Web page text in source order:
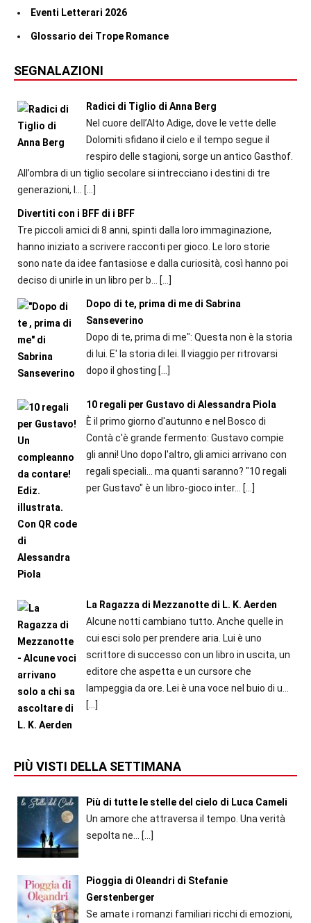
Eventi Letterari 2026
Glossario dei Trope Romance
SEGNALAZIONI
Radici di Tiglio di Anna Berg
Nel cuore dell’Alto Adige, dove le vette delle
Dolomiti sfidano il cielo e il tempo segue il
respiro delle stagioni, sorge un antico Gasthof.
All’ombra di un tiglio secolare si intrecciano i destini di tre
generazioni, l...
[…]
Divertiti con i BFF di i BFF
Tre piccoli amici di 8 anni, spinti dalla loro immaginazione,
hanno iniziato a scrivere racconti per gioco. Le loro storie
sono nate da idee fantasiose e dalla curiosità, così hanno poi
deciso di unirle in un libro per b...
[…]
Dopo di te, prima di me di Sabrina
Sanseverino
Dopo di te, prima di me": Questa non è la storia
di lui. E' la storia di lei. Il viaggio per ritrovarsi
dopo il ghosting […]
10 regali per Gustavo di Alessandra Piola
È il primo giorno d'autunno e nel Bosco di
Contà c'è grande fermento: Gustavo compie
gli anni! Uno dopo l'altro, gli amici arrivano con
regali speciali... ma quanti saranno? "10 regali
per Gustavo" è un libro-gioco inter...
[…]
La Ragazza di Mezzanotte di L. K. Aerden
Alcune notti cambiano tutto. Anche quelle in
cui esci solo per prendere aria. Lui è uno
scrittore di successo con un libro in uscita, un
editore che aspetta e un cursore che
lampeggia da ore. Lei è una voce nel buio di u...
[…]
PIÙ VISTI DELLA SETTIMANA
Più di tutte le stelle del cielo di Luca Cameli
Un amore che attraversa il tempo. Una verità
sepolta ne...
[…]
Pioggia di Oleandri di Stefanie
Gerstenberger
Se amate i romanzi familiari ricchi di emozioni,